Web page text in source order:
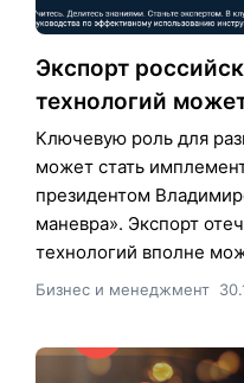
Экспорт
технологий
Ключевую роль для
может стать
президентом
маневра». Экспорт
технологий вполне
Бизнес и менеджмент